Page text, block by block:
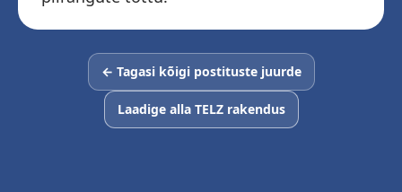
← Tagasi kõigi postituste juurde
Laadige alla TELZ rakendus